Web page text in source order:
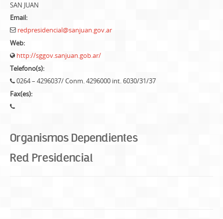
SAN JUAN
Email:
redpresidencial@sanjuan.gov.ar
Web:
http://sggov.sanjuan.gob.ar/
Telefono(s):
0264 – 4296037/ Conm. 4296000 int. 6030/31/37
Fax(es):
Organismos Dependientes
Red Presidencial